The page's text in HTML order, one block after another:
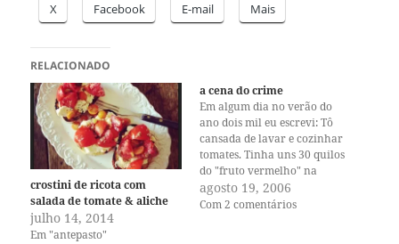
X Facebook E-mail Mais
RELACIONADO
crostini de ricota com
salada de tomate & aliche
julho 14, 2014
Em "antepasto"
a cena do crime
Em algum dia no verão do
ano dois mil eu escrevi: Tô
cansada de lavar e cozinhar
tomates. Tinha uns 30 quilos
do "fruto vermelho" na
minha pia. Em etapas,
espaçadas num período de 24
agosto 19, 2006
Com 2 comentários